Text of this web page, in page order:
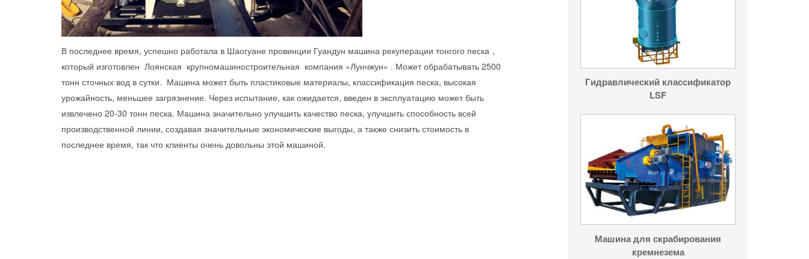
В последнее время, успешно работала в Шаогуане провинции Гуандун машина рекуперации тонгого песка，
который изготовлен Лоянская крупномашиностроительная компания «Лунчжун» . Может обрабатывать 2500
тонн сточных вод в сутки. Машина может быть пластиковые материалы, классификация песка, высокая
урожайность, меньшее загрязнение. Через испытание, как ожидается, введен в эксплуатацию может быть
извлечено 20-30 тонн песка. Машина значительно улучшить качество песка, улучшить способность всей
производственной линии, создавая значительные экономические выгоды, а также снизить стоимость в
последнее время, так что клиенты очень довольны этой машиной.
Гидравлический классификатор
LSF
Машина для скрабирования
кремнезема